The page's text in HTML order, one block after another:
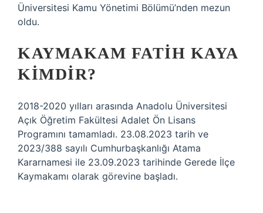
Üniversitesi Kamu Yönetimi Bölümü’nden mezun
oldu.
KAYMAKAM FATIH KAYA
KIMDIR?
2018-2020 yılları arasında Anadolu Üniversitesi
Açık Öğretim Fakültesi Adalet Ön Lisans
Programını tamamladı. 23.08.2023 tarih ve
2023/388 sayılı Cumhurbaşkanlığı Atama
Kararnamesi ile 23.09.2023 tarihinde Gerede İlçe
Kaymakamı olarak görevine başladı.